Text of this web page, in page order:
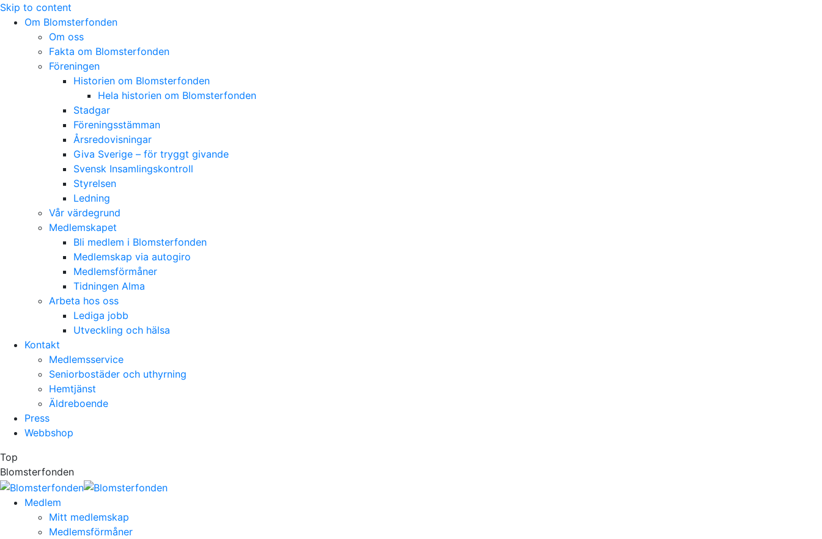
Skip to content
Om Blomsterfonden
Om oss
Fakta om Blomsterfonden
Föreningen
Historien om Blomsterfonden
Hela historien om Blomsterfonden
Stadgar
Föreningsstämman
Årsredovisningar
Giva Sverige – för tryggt givande
Svensk Insamlingskontroll
Styrelsen
Ledning
Vår värdegrund
Medlemskapet
Bli medlem i Blomsterfonden
Medlemskap via autogiro
Medlemsförmåner
Tidningen Alma
Arbeta hos oss
Lediga jobb
Utveckling och hälsa
Kontakt
Medlemsservice
Seniorbostäder och uthyrning
Hemtjänst
Äldreboende
Press
Webbshop
Top
Blomsterfonden
Medlem
Mitt medlemskap
Medlemsförmåner